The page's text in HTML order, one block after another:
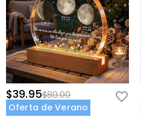
$39.95$80.00
Oferta de Verano